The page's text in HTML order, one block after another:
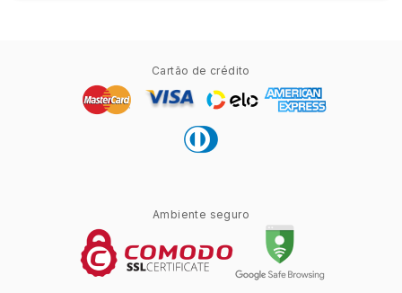
Cartão de crédito
Ambiente seguro